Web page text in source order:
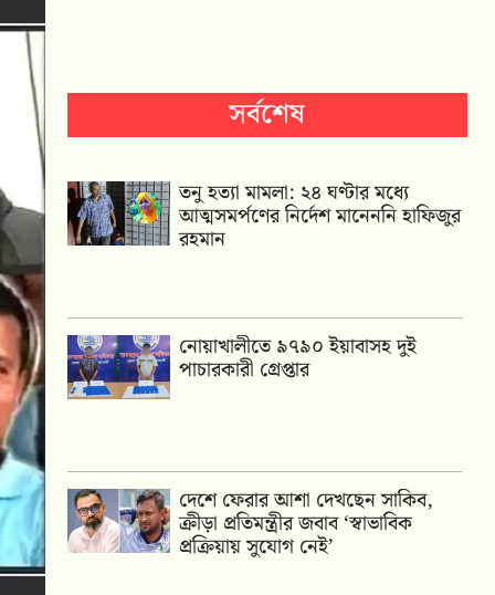
সর্বশেষ
তনু হত্যা মামলা: ২৪ ঘণ্টার মধ্যে
আত্মসমর্পণের নির্দেশ মানেননি হাফিজুর
রহমান
নোয়াখালীতে ৯৭৯০ ইয়াবাসহ দুই
পাচারকারী গ্রেপ্তার
দেশে ফেরার আশা দেখছেন সাকিব,
ক্রীড়া প্রতিমন্ত্রীর জবাব ‘স্বাভাবিক
প্রক্রিয়ায় সুযোগ নেই’